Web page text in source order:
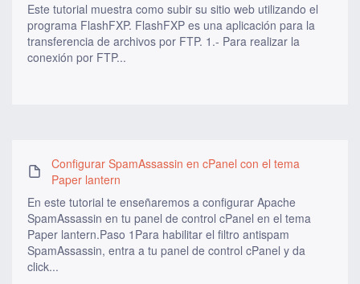
Este tutorial muestra como subir su sitio web utilizando el
programa FlashFXP. FlashFXP es una aplicación para la
transferencia de archivos por FTP. 1.- Para realizar la
conexión por FTP...
Configurar SpamAssassin en cPanel con el tema
Paper lantern
En este tutorial te enseñaremos a configurar Apache
SpamAssassin en tu panel de control cPanel en el tema
Paper lantern.Paso 1Para habilitar el filtro antispam
SpamAssassin, entra a tu panel de control cPanel y da
click...